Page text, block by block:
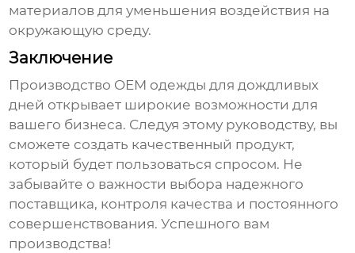
материалов для уменьшения воздействия на
окружающую среду.
Заключение
Производство OEM одежды для дождливых
дней открывает широкие возможности для
вашего бизнеса. Следуя этому руководству, вы
сможете создать качественный продукт,
который будет пользоваться спросом. Не
забывайте о важности выбора надежного
поставщика, контроля качества и постоянного
совершенствования. Успешного вам
производства!